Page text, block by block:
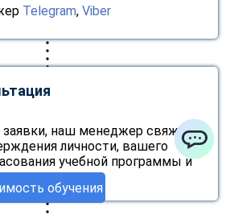
обучения
Telegram, Viber
заявки, наш менеджер свяжется
личности, вашего
учебной программы и
ChatApp